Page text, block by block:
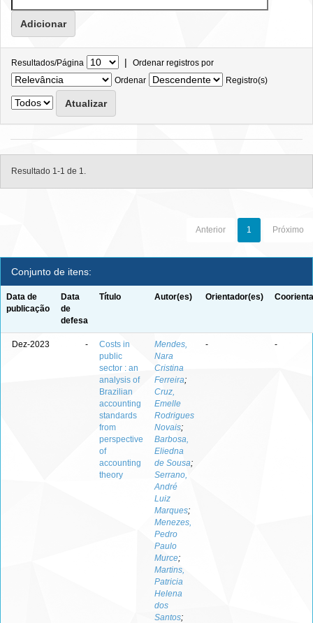
Resultados/Página | Ordenar registros por
Ordenar
Registro(s)
Resultado 1-1 de 1.
Anterior 1 Próximo
Conjunto de itens:
Data de
publicação
Data
de
defesa
Título Autor(es) Orientador(es)
Dez-2023 -
Costs in
public
sector : an
analysis of
Brazilian
accounting
standards
from
perspective
of
accounting
theory
Mendes,
Nara
Cristina
Ferreira;
Cruz,
Emelle
Rodrigues
Novais;
Barbosa,
Eliedna
de Sousa;
Serrano,
André
Luiz
Marques;
Menezes,
Pedro
Paulo
Murce;
Martins,
Patricia
Helena
dos
Santos;
- -